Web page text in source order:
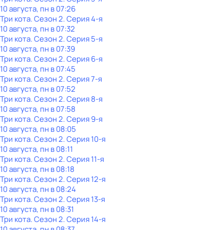
10 августа, пн в 07:26
Три кота. Сезон 2. Серия 4-я
10 августа, пн в 07:32
Три кота. Сезон 2. Серия 5-я
10 августа, пн в 07:39
Три кота. Сезон 2. Серия 6-я
10 августа, пн в 07:45
Три кота. Сезон 2. Серия 7-я
10 августа, пн в 07:52
Три кота. Сезон 2. Серия 8-я
10 августа, пн в 07:58
Три кота. Сезон 2. Серия 9-я
10 августа, пн в 08:05
Три кота. Сезон 2. Серия 10-я
10 августа, пн в 08:11
Три кота. Сезон 2. Серия 11-я
10 августа, пн в 08:18
Три кота. Сезон 2. Серия 12-я
10 августа, пн в 08:24
Три кота. Сезон 2. Серия 13-я
10 августа, пн в 08:31
Три кота. Сезон 2. Серия 14-я